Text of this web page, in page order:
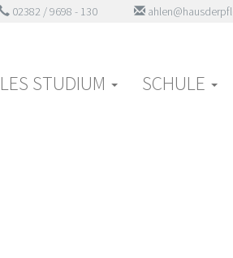
02382 / 9698 - 130
STUDIUM SCHULE